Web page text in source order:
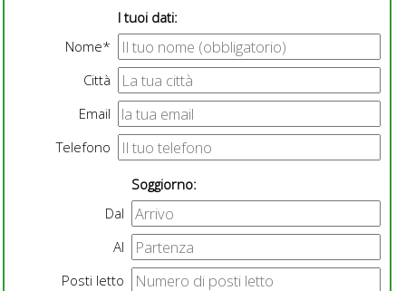
I tuoi dati:
Nome*
Città
Email
Telefono
Soggiorno:
Dal
Al
Posti letto